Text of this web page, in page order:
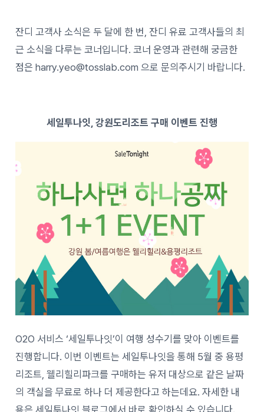
잔디 고객사 소식은 두 달에 한 번, 잔디 유료 고객사들의 최
근 소식을 다루는 코너입니다. 코너 운영과 관련해 궁금한
점은 harry.yeo@tosslab.com 으로 문의주시기 바랍니다.
세일투나잇, 강원도리조트 구매 이벤트 진행
O2O 서비스 ‘세일투나잇’이 여행 성수기를 맞아 이벤트를
진행합니다. 이번 이벤트는 세일투나잇을 통해 5월 중 용평
리조트, 웰리힐리파크를 구매하는 유저 대상으로 같은 날짜
의 객실을 무료로 하나 더 제공한다고 하는데요. 자세한 내